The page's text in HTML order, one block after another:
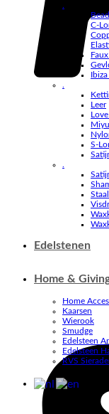
.
C-
.
Leer
S-
.
Edelstenen
Home &
Home
Kaarsen
Wierook
Smudge
Edelsteen
Edelsteen
RVS